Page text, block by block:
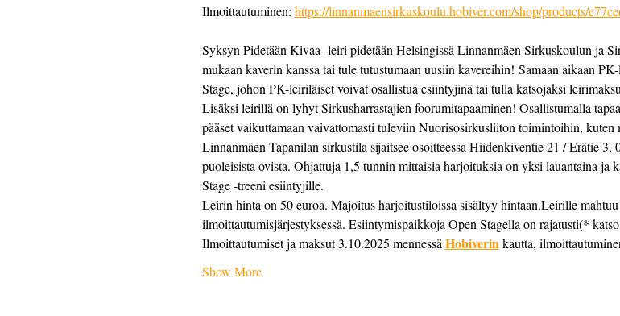
Ilmoittautuminen: https://linnanmaensirkuskoulu.hobiver.com/shop/products/
Syksyn Pidetään Kivaa -leiri pidetään Helsingissä Linnanmäen Sirkuskoulun ja
mukaan kaverin kanssa tai tule tutustumaan uusiin kavereihin! Samaan aikaan
Stage, johon PK-leiriläiset voivat osallistua esiintyjinä tai tulla katsojaksi
Lisäksi leirillä on lyhyt Sirkusharrastajien foorumitapaaminen! Osallistumalla
pääset vaikuttamaan vaivattomasti tuleviin Nuorisosirkusliiton toimintoihin, kuten
Linnanmäen Tapanilan sirkustila sijaitsee osoitteessa Hiidenkiventie 21 / Erätie
puoleisista ovista. Ohjattuja 1,5 tunnin mittaisia harjoituksia on yksi lauantaina ja
Stage -treeni esiintyjille.
Leirin hinta on 50 euroa. Majoitus harjoitustiloissa sisältyy hintaan.Leirille
ilmoittautumisjärjestyksessä. Esiintymispaikkoja Open Stagella on rajatusti(*
Ilmoittautumiset ja maksut 3.10.2025 mennessä Hobiverin kautta,
Show More